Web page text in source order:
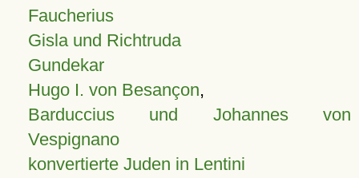
Faucherius
Gisla und Richtruda
Gundekar
Hugo I. von Besançon,
Barduccius und Johannes von
Vespignano
konvertierte Juden in Lentini